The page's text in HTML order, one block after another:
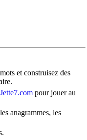
et construisez des
pour jouer au
anagrammes, les